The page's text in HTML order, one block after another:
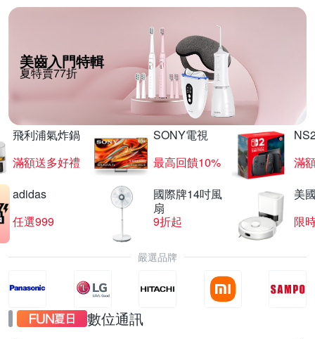
美齒入門特輯
夏特賣77折
飛利浦氣炸鍋
滿額送多好禮
SONY電視
最高回饋10%
滿
adidas
任選999
國際牌14吋風
扇
9折起
美
限
嚴選品牌
數位通訊